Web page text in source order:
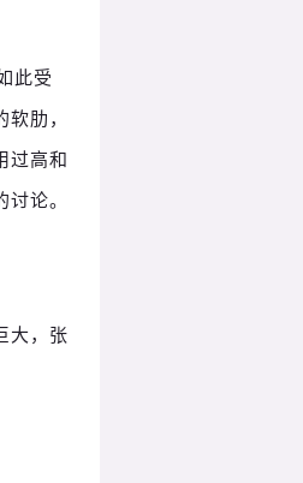
此受
肋，
过高和
论。
大，张